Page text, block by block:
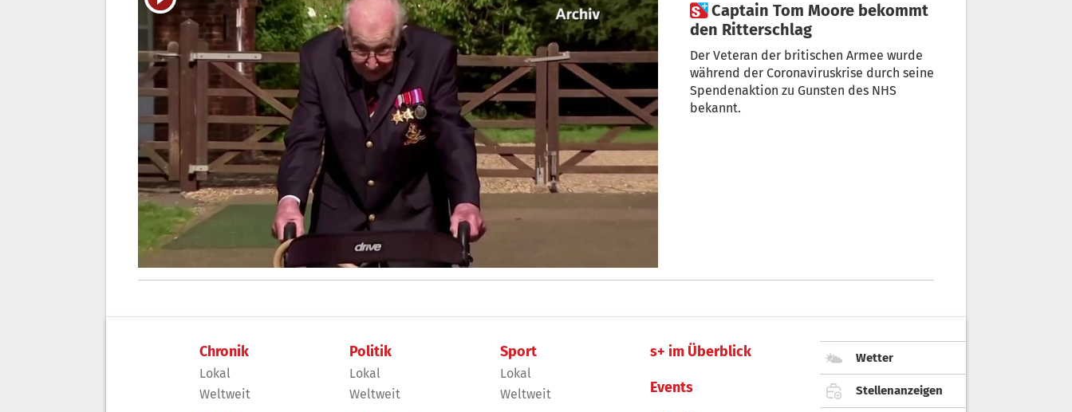
 Captain Tom Moore bekommt
den Ritterschlag
Der Veteran der britischen Armee wurde
während der Coronaviruskrise durch seine
Spendenaktion zu Gunsten des NHS
bekannt.
Chronik
Lokal
Weltweit
Politik
Lokal
Weltweit
Sport
Lokal
Weltweit
s+ im Überblick
Events
Wetter
Stellenanzeigen